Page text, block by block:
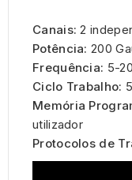
Canais: 2
Potência: 200
Frequência: 5-
Ciclo Trabalho:
Memória
utilizador
Protocolos de